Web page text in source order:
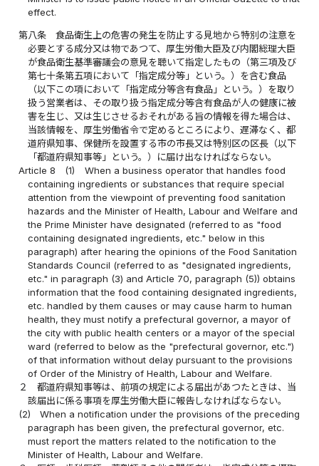
effect.
第八条
食品衛生上の危害の発生を防止する見地から特別の注意を
必要とする成分又は物であつて、厚生労働大臣及び内閣総理大臣
が食品衛生基準審議会の意見を聴いて指定したもの（第三項及び
第七十条第五項において「指定成分等」という。）を含む食品
（以下この項において「指定成分等含有食品」という。）を取り
扱う営業者は、その取り扱う指定成分等含有食品が人の健康に被
害を生じ、又は生じさせるおそれがある旨の情報を得た場合は、
当該情報を、厚生労働省令で定めるところにより、遅滞なく、都
道府県知事、保健所を設置する市の市長又は特別区の区長（以下
「都道府県知事等」という。）に届け出なければならない。
Article 8
(1)
When a business operator that handles food
containing ingredients or substances that require special
attention from the viewpoint of preventing food sanitation
hazards and the Minister of Health, Labour and Welfare and
the Prime Minister have designated (referred to as "food
containing designated ingredients, etc." below in this
paragraph) after hearing the opinions of the Food Sanitation
Standards Council (referred to as "designated ingredients,
etc." in paragraph (3) and Article 70, paragraph (5)) obtains
information that the food containing designated ingredients,
etc. handled by them causes or may cause harm to human
health, they must notify a prefectural governor, a mayor of
the city with public health centers or a mayor of the special
ward (referred to below as the "prefectural governor, etc.")
of that information without delay pursuant to the provisions
of Order of the Ministry of Health, Labour and Welfare.
２
都道府県知事等は、前項の規定による届出があつたときは、当
該届出に係る事項を厚生労働大臣に報告しなければならない。
(2)
When a notification under the provisions of the preceding
paragraph has been given, the prefectural governor, etc.
must report the matters related to the notification to the
Minister of Health, Labour and Welfare.